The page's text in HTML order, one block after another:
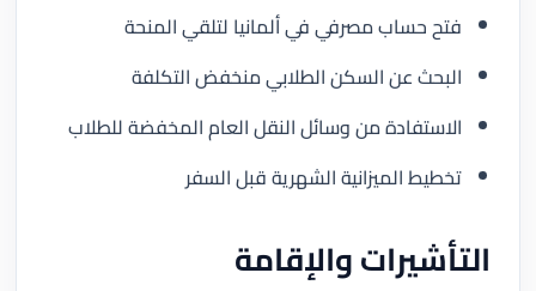
فتح حساب مصرفي في ألمانيا لتلقي المنحة
البحث عن السكن الطلابي منخفض التكلفة
الاستفادة من وسائل النقل العام المخفضة للطلاب
تخطيط الميزانية الشهرية قبل السفر
التأشيرات والإقامة